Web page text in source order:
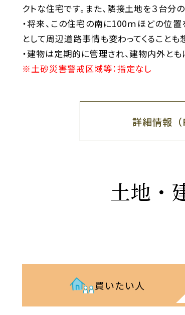
クトな住宅です。また、隣接土地を３台分
・将来、この住宅の南に100ｍほどの位
として周辺道路事情も変わってくることも
・建物は定期的に管理され、建物内外とも
※土砂災害警戒区域等：指定なし
詳細情報
土地・
買いたい人